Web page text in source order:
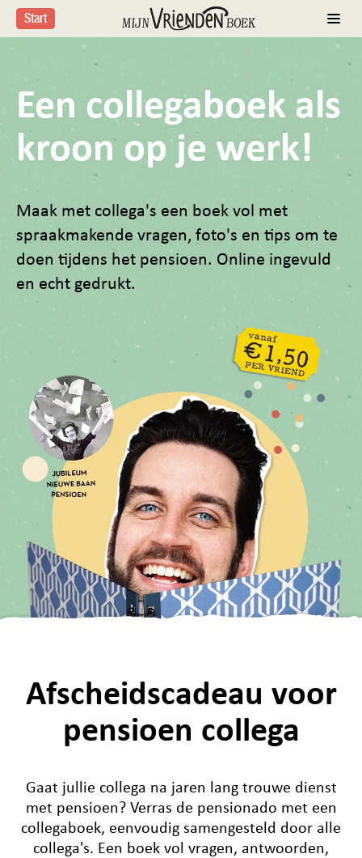
Start
Een collegaboek als
kroon op je werk!
Maak met collega's een boek vol met
spraakmakende vragen, foto's en tips om te
doen tijdens het pensioen. Online ingevuld
en echt gedrukt.
Afscheidscadeau voor
pensioen collega
Gaat jullie collega na jaren lang trouwe dienst
met pensioen? Verras de pensionado met een
collegaboek, eenvoudig samengesteld door alle
collega's. Een boek vol vragen, antwoorden,